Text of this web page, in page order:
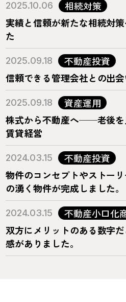
2025.10.06
相続対策
実績と信頼が新たな相続対
た
2025.09.18
不動産投資
信頼できる管理会社との出
2025.09.18
資産運用
株式から不動産へ──老後を
賃貸経営
2024.03.15
不動産投資
物件のコンセプトやストー
の湧く物件が完成しました。
2024.03.15
不動産小口化
双方にメリットのある数字
感がありました。